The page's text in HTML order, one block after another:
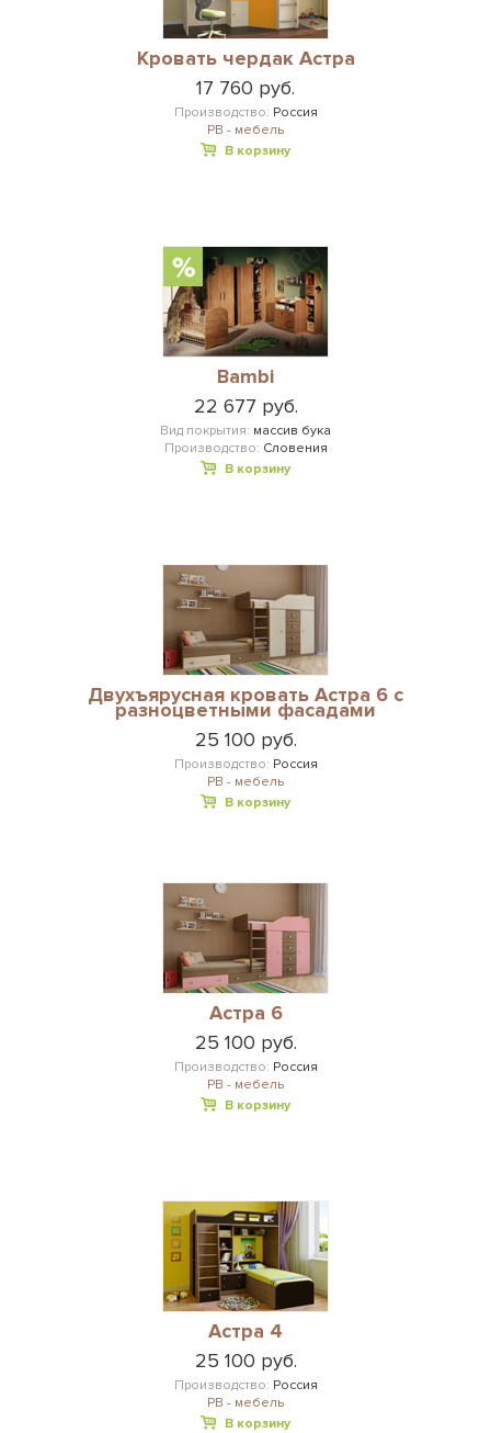
Кровать чердак Астра
17 760 руб.
Производство: Россия
РВ - мебель
В корзину
Bambi
22 677 руб.
Вид покрытия: массив бука
Производство: Словения
В корзину
Двухъярусная кровать Астра 6 с
разноцветными фасадами
25 100 руб.
Производство: Россия
РВ - мебель
В корзину
Астра 6
25 100 руб.
Производство: Россия
РВ - мебель
В корзину
Астра 4
25 100 руб.
Производство: Россия
РВ - мебель
В корзину